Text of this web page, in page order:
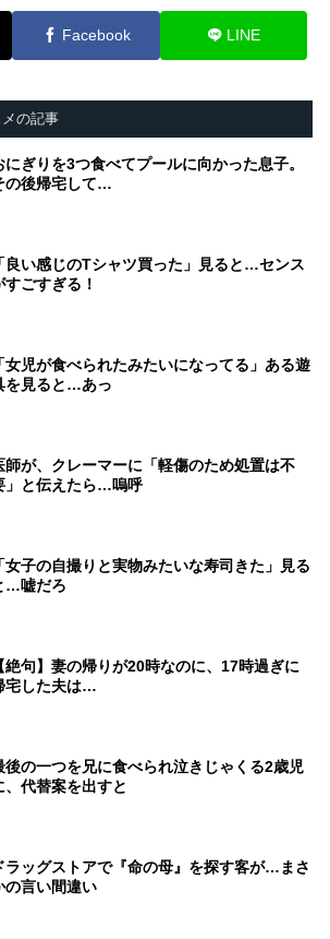
Facebook LINE
の記事
にぎりを3つ食べてプールに向かった息子。
の後帰宅して…
「良い感じのTシャツ買った」見ると…センス
すごすぎる！
「女児が食べられたみたいになってる」ある遊
を見ると…あっ
師が、クレーマーに「軽傷のため処置は不
」と伝えたら…嗚呼
「女子の自撮りと実物みたいな寿司きた」見る
…嘘だろ
【絶句】妻の帰りが20時なのに、17時過ぎに
宅した夫は…
後の一つを兄に食べられ泣きじゃくる2歳児
、代替案を出すと
ラッグストアで『命の母』を探す客が…まさ
の言い間違い